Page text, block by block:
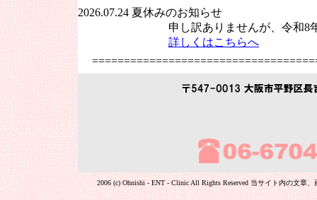
2026.07.24 夏休みのお知らせ
申し訳ありませんが、令和8年８月１
詳しくはこちらへ
2006 (c) Ohnishi - ENT - Clinic All Rights Reserved 当サイト内の文